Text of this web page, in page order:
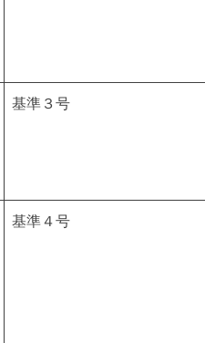
基準３号
基準４号